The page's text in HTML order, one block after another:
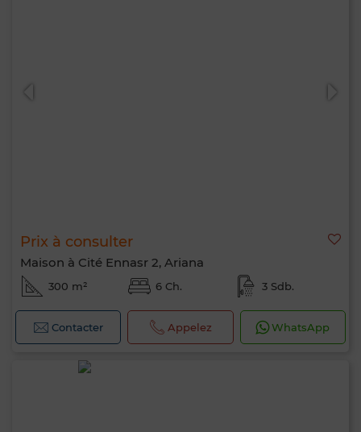
Prix à consulter
Maison à Cité Ennasr 2, Ariana
300 m² 6 Ch. 3 Sdb.
Contacter Appelez WhatsApp